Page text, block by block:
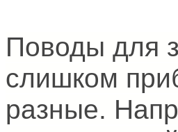
Поводы для
слишком
разные.